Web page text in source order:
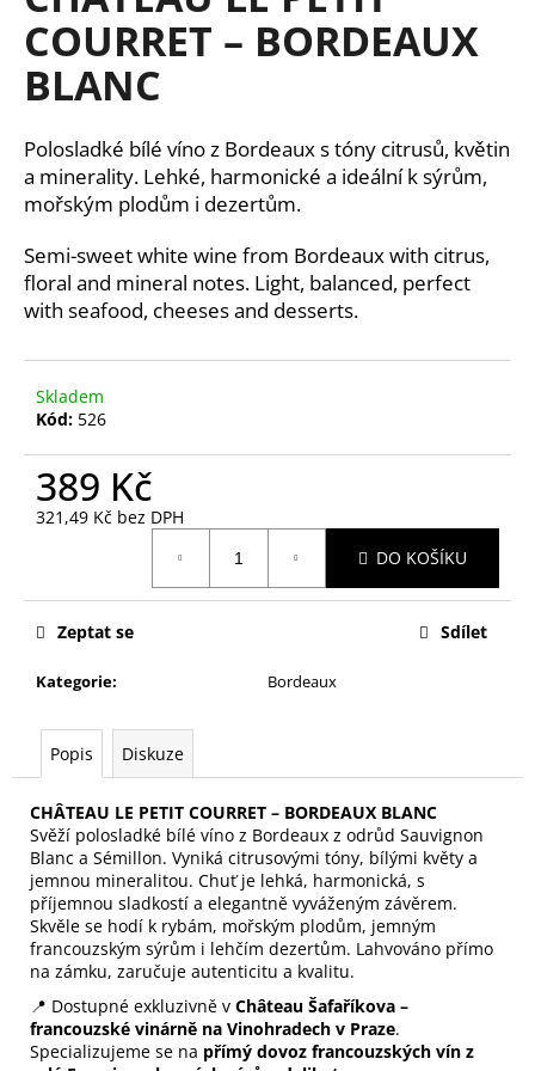
0,0
z
5
hvězdiček.
COURRET – BORDEAUX
BLANC
Polosladké bílé víno z Bordeaux s tóny citrusů, květin
a minerality. Lehké, harmonické a ideální k sýrům,
mořským plodům i dezertům.
Semi-sweet white wine from Bordeaux with citrus,
floral and mineral notes. Light, balanced, perfect
with seafood, cheeses and desserts.
Skladem
Kód: 526
389 Kč
321,49 Kč bez DPH
DO KOŠÍKU
Kategorie: Bordeaux
Zeptat se Sdílet
Popis Diskuze
CHÂTEAU LE PETIT COURRET – BORDEAUX BLANC
Svěží polosladké bílé víno z Bordeaux z odrůd Sauvignon
Blanc a Sémillon. Vyniká citrusovými tóny, bílými květy a
jemnou mineralitou. Chuť je lehká, harmonická, s
příjemnou sladkostí a elegantně vyváženým závěrem.
Skvěle se hodí k rybám, mořským plodům, jemným
francouzským sýrům i lehčím dezertům. Lahvováno přímo
na zámku, zaručuje autenticitu a kvalitu.
📍 Dostupné exkluzivně v Château Šafaříkova –
francouzské vinárně na Vinohradech v Praze.
Specializujeme se na přímý dovoz francouzských vín z
a
j
í
?
HLEDAT
o
p
o
u
j
e
m
e
BONNERUE
–
BOURGOGNE
BLANC
CHARDONNAY
–
0,75
L
659
Kč